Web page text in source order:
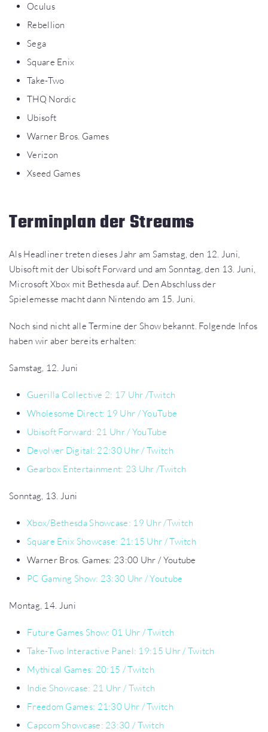
Oculus
Rebellion
Sega
Square Enix
Take-Two
THQ Nordic
Ubisoft
Warner Bros. Games
Verizon
Xseed Games
Terminplan der Streams
Als Headliner treten dieses Jahr am Samstag, den 12. Juni,
Ubisoft mit der Ubisoft Forward und am Sonntag, den 13. Juni,
Microsoft Xbox mit Bethesda auf. Den Abschluss der
Spielemesse macht dann Nintendo am 15. Juni.
Noch sind nicht alle Termine der Show bekannt. Folgende Infos
haben wir aber bereits erhalten:
Samstag, 12. Juni
Guerilla Collective 2: 17 Uhr /Twitch
Wholesome Direct: 19 Uhr / YouTube
Ubisoft Forward: 21 Uhr / YouTube
Devolver Digital: 22:30 Uhr / Twitch
Gearbox Entertainment: 23 Uhr /Twitch
Sonntag, 13. Juni
Xbox/Bethesda Showcase: 19 Uhr /Twitch
Square Enix Showcase: 21:15 Uhr / Twitch
Warner Bros. Games: 23:00 Uhr / Youtube
PC Gaming Show: 23:30 Uhr / Youtube
Montag, 14. Juni
Future Games Show: 01 Uhr / Twitch
Take-Two Interactive Panel: 19:15 Uhr / Twitch
Mythical Games: 20:15 / Twitch
Indie Showcase: 21 Uhr / Twitch
Freedom Games: 21:30 Uhr / Twitch
Capcom Showcase: 23:30 / Twitch